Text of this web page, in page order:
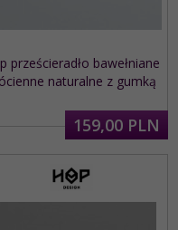
prześcieradło bawełniane
naturalne z gumką
159,00 PLN